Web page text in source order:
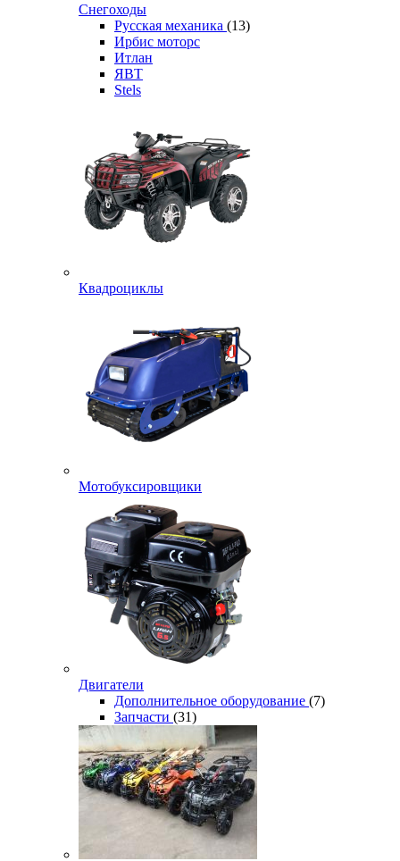
Снегоходы
Русская механика (13)
Ирбис моторс
Итлан
ЯВТ
Stels
Квадроциклы
Мотобуксировщики
Двигатели
Дополнительное оборудование (7)
Запчасти (31)